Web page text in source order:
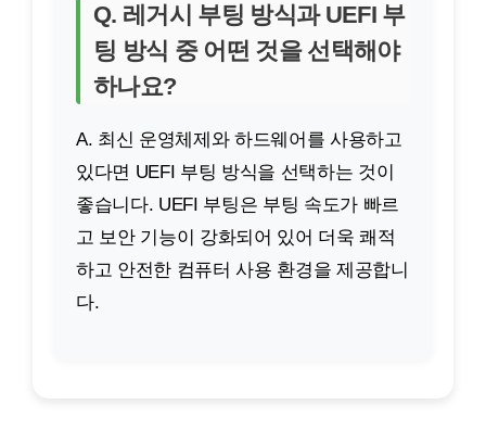
Q. 레거시 부팅 방식과 UEFI 부
팅 방식 중 어떤 것을 선택해야
하나요?
A. 최신 운영체제와 하드웨어를 사용하고
있다면 UEFI 부팅 방식을 선택하는 것이
좋습니다. UEFI 부팅은 부팅 속도가 빠르
고 보안 기능이 강화되어 있어 더욱 쾌적
하고 안전한 컴퓨터 사용 환경을 제공합니
다.